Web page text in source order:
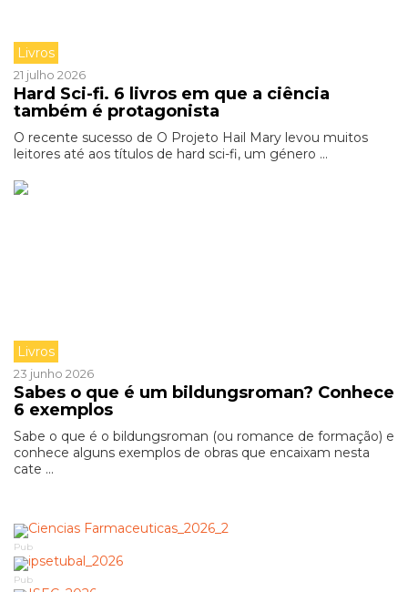
Livros
21 julho 2026
Hard Sci-fi. 6 livros em que a ciência
também é protagonista
O recente sucesso de O Projeto Hail Mary levou muitos
leitores até aos títulos de hard sci-fi, um género ...
Livros
23 junho 2026
Sabes o que é um bildungsroman? Conhece
6 exemplos
Sabe o que é o bildungsroman (ou romance de formação) e
conhece alguns exemplos de obras que encaixam nesta
cate ...
Pub
Pub